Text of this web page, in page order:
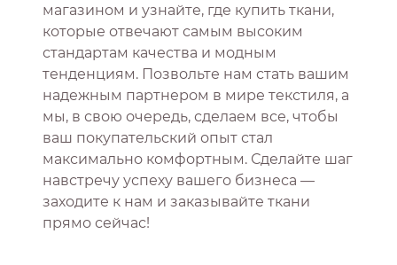
магазином и узнайте, где купить ткани,
которые отвечают самым высоким
стандартам качества и модным
тенденциям. Позвольте нам стать вашим
надежным партнером в мире текстиля, а
мы, в свою очередь, сделаем все, чтобы
ваш покупательский опыт стал
максимально комфортным. Сделайте шаг
навстречу успеху вашего бизнеса —
заходите к нам и заказывайте ткани
прямо сейчас!